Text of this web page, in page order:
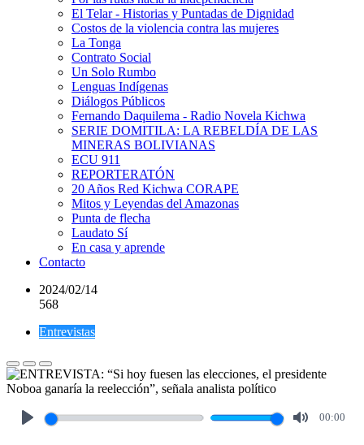
El Telar - Historias y Puntadas de Dignidad
Costos de la violencia contra las mujeres
La Tonga
Contrato Social
Un Solo Rumbo
Lenguas Indígenas
Diálogos Públicos
Fernando Daquilema - Radio Novela Kichwa
SERIE DOMITILA: LA REBELDÍA DE LAS
MINERAS BOLIVIANAS
ECU 911
REPORTERATÓN
20 Años Red Kichwa CORAPE
Mitos y Leyendas del Amazonas
Punta de flecha
Laudato Sí
En casa y aprende
Contacto
2024/02/14
568
Entrevistas
00:00